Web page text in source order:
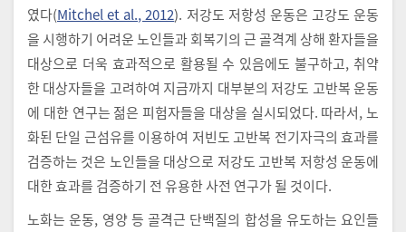
였다(Mitchel et al., 2012). 저강도 저항성 운동은 고강도 운동
을 시행하기 어려운 노인들과 회복기의 근 골격계 상해 환자들을
대상으로 더욱 효과적으로 활용될 수 있음에도 불구하고, 취약
한 대상자들을 고려하여 지금까지 대부분의 저강도 고반복 운동
에 대한 연구는 젊은 피험자들을 대상을 실시되었다. 따라서, 노
화된 단일 근섬유를 이용하여 저빈도 고반복 전기자극의 효과를
검증하는 것은 노인들을 대상으로 저강도 고반복 저항성 운동에
대한 효과를 검증하기 전 유용한 사전 연구가 될 것이다.
노화는 운동, 영양 등 골격근 단백질의 합성을 유도하는 요인들